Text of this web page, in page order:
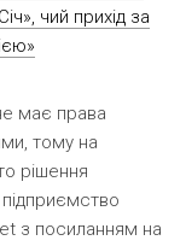
чий прихід за
має права
тому на
рішення
з посиланням на